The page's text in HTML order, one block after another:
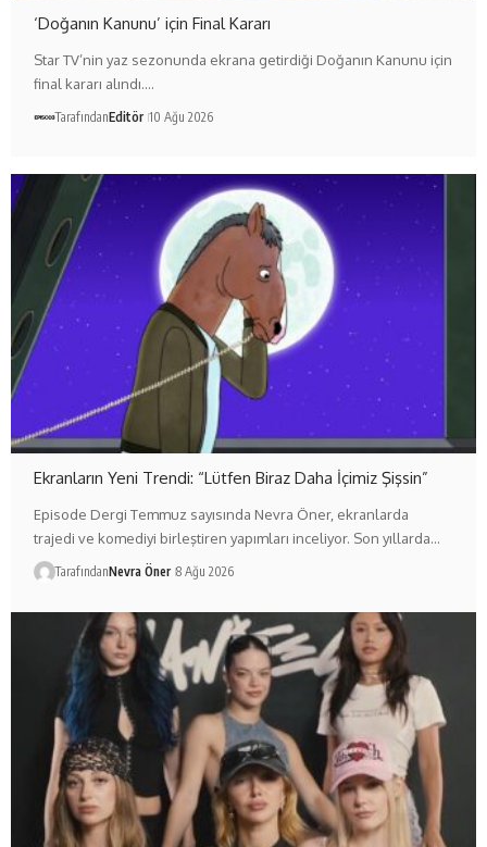
‘Doğanın Kanunu’ için Final Kararı
Star TV’nin yaz sezonunda ekrana getirdiği Doğanın Kanunu için
final kararı alındı.…
TarafındanEditör 10 Ağu 2026
Ekranların Yeni Trendi: “Lütfen Biraz Daha İçimiz Şişsin”
Episode Dergi Temmuz sayısında Nevra Öner, ekranlarda
trajedi ve komediyi birleştiren yapımları inceliyor. Son yıllarda…
TarafındanNevra Öner 8 Ağu 2026